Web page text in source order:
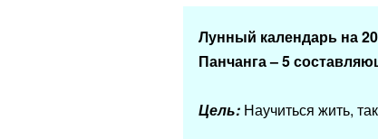
Лунный календарь на
Панчанга – 5
Цель: Научиться жить,